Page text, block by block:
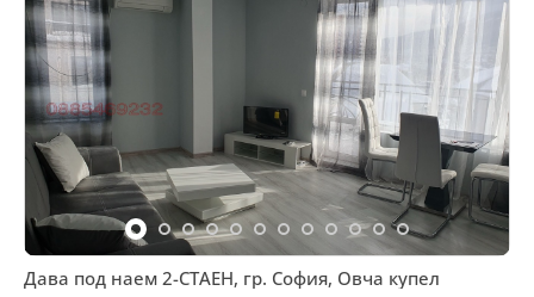
Дава под наем 2-СТАЕН, гр. София, Овча купел